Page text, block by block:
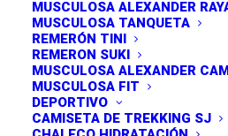
MUSCULOSA ALEXANDER
MUSCULOSA TANQUETA
REMERÓN TINI
REMERON SUKI
MUSCULOSA ALEXANDER
MUSCULOSA FIT
DEPORTIVO
CAMISETA DE TREKKING SJ
Musculosa